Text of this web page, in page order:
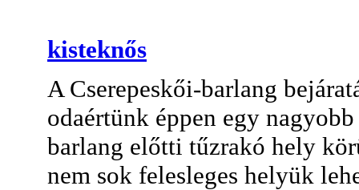
kisteknős
A Cserepeskői-barlang
odaértünk éppen egy
barlang előtti tűzrakó hely
nem sok felesleges helyük